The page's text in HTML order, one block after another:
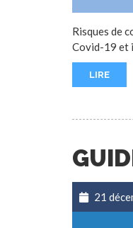
Risques de
Covid-19 et
LIRE
21